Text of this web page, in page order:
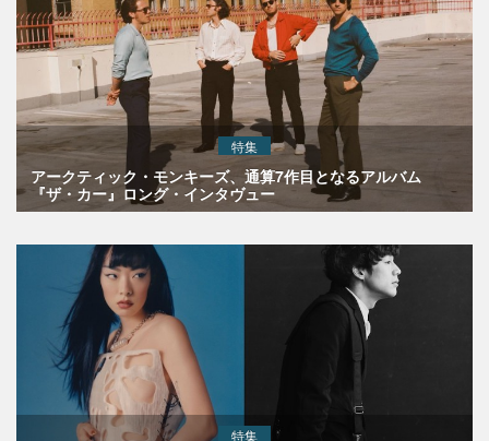
特集
アークティック・モンキーズ、通算7作目となるアルバム
『ザ・カー』ロング・インタヴュー
特集